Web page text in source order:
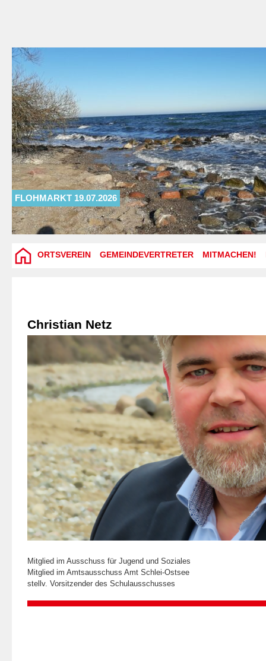
FLOHMARKT 19.07.2026
ORTSVEREIN GEMEINDEVERTRETER MITMACHEN!
Christian Netz
Mitglied im Ausschuss für Jugend und Soziales
Mitglied im Amtsausschuss Amt Schlei-Ostsee
stellv. Vorsitzender des Schulausschusses